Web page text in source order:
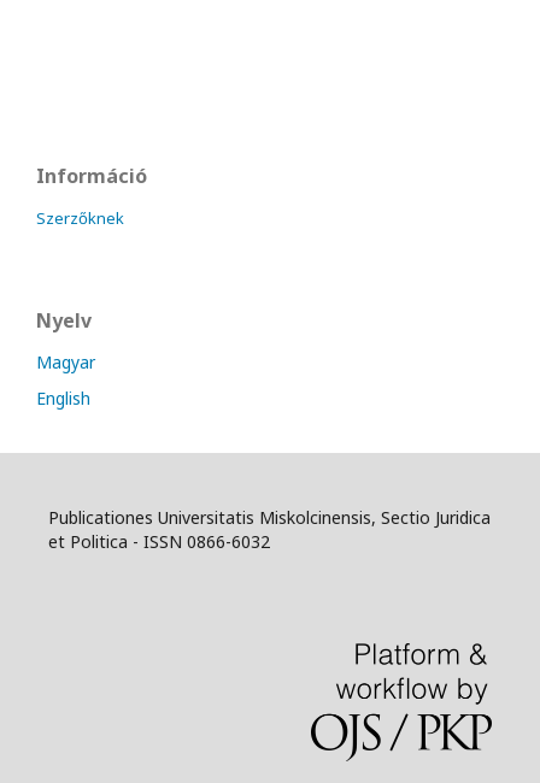
Információ
Szerzőknek
Nyelv
Magyar
English
Publicationes Universitatis Miskolcinensis, Sectio Juridica
et Politica - ISSN 0866-6032